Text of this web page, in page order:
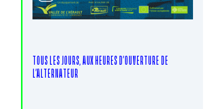
TOUS LES JOURS, AUX HEURES D’OUVERTURE DE
L’ALTERNATEUR